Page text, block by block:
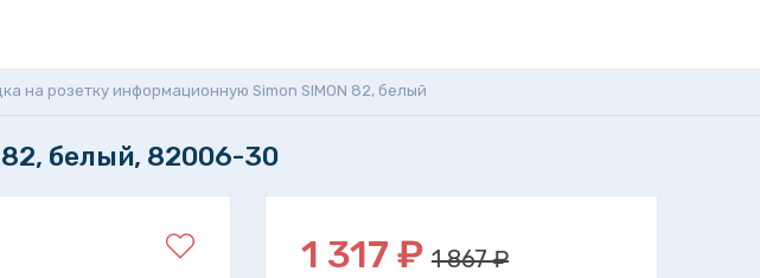
на розетку информационную Simon SIMON 82, белый
белый, 82006-30
1 317 ₽ 1 867 ₽